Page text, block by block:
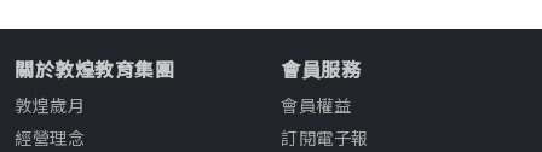
關於敦煌教育集團
敦煌歲月
經營理念
會員服務
會員權益
訂閱電子報